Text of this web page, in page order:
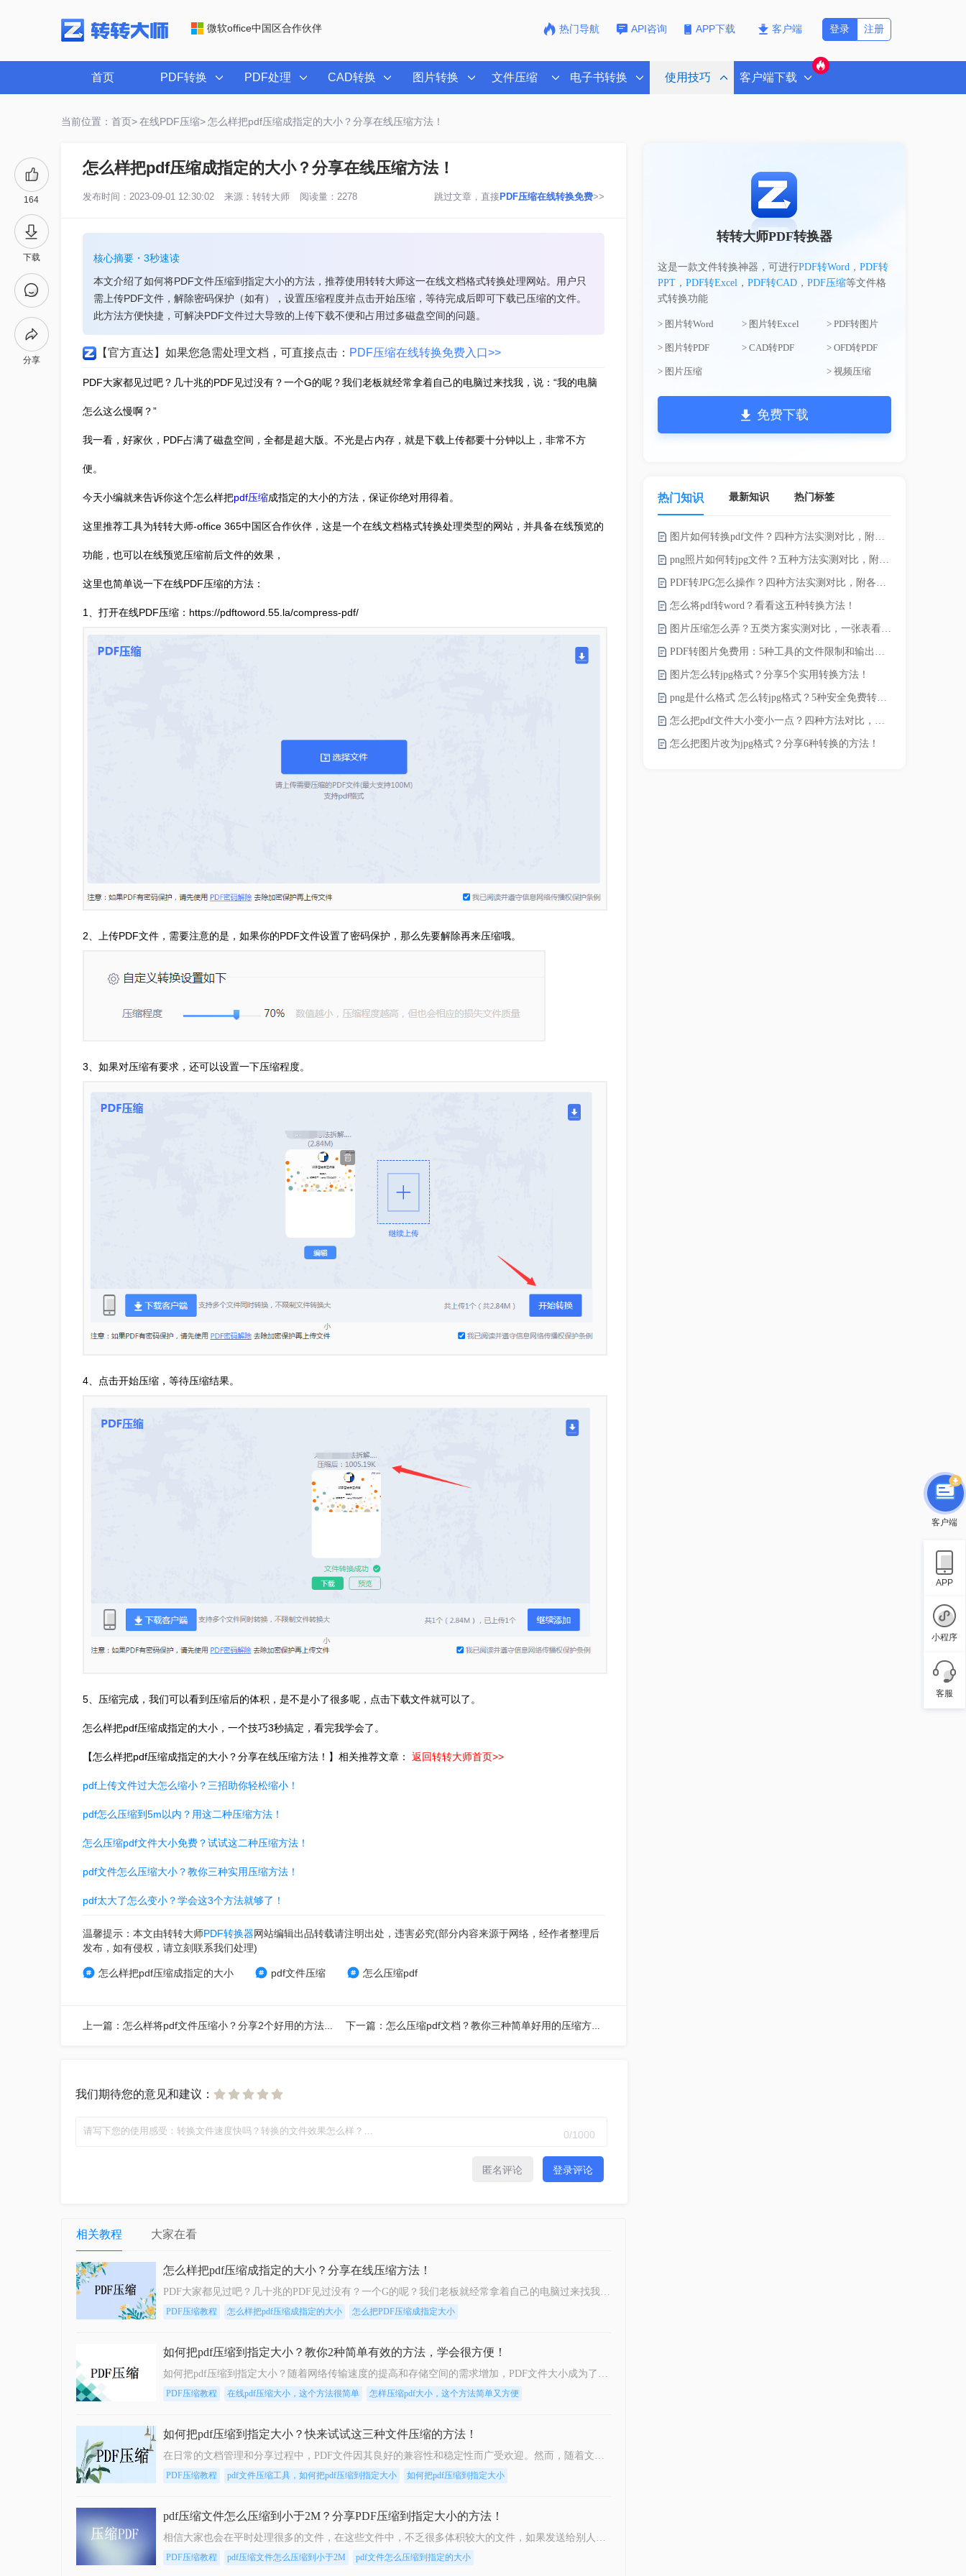
微软office中国区合作伙伴 热门导航 API咨询 APP下载 客户端 注册
登录
首页 PDF转换 PDF处理 CAD转换 图片转换 文件压缩 电子书转换 使用技巧 客户端下载
当前位置：首页> 在线PDF压缩> 怎么样把pdf压缩成指定的大小？分享在线压缩方法！
164
下载
分享
怎么样把pdf压缩成指定的大小？分享在线压缩方法！
发布时间：2023-09-01 12:30:02 来源： 转转大师 阅读量：2278 跳过文章，直接PDF压缩在线转换免费>>
核心摘要・3秒速读
本文介绍了如何将PDF文件压缩到指定大小的方法，推荐使用转转大师这一在线文档格式转换处理网站。用户只
需上传PDF文件，解除密码保护（如有），设置压缩程度并点击开始压缩，等待完成后即可下载已压缩的文件。
此方法方便快捷，可解决PDF文件过大导致的上传下载不便和占用过多磁盘空间的问题。
【官方直达】如果您急需处理文档，可直接点击： PDF压缩在线转换免费入口>>
PDF大家都见过吧？几十兆的PDF见过没有？一个G的呢？我们老板就经常拿着自己的电脑过来找我，说：“我的电脑
怎么这么慢啊？”
我一看，好家伙，PDF占满了磁盘空间，全都是超大版。不光是占内存，就是下载上传都要十分钟以上，非常不方
便。
今天小编就来告诉你这个怎么样把pdf压缩成指定的大小的方法，保证你绝对用得着。
这里推荐工具为转转大师-office 365中国区合作伙伴，这是一个在线文档格式转换处理类型的网站，并具备在线预览的
功能，也可以在线预览压缩前后文件的效果，
这里也简单说一下在线PDF压缩的方法：
1、打开在线PDF压缩：https://pdftoword.55.la/compress-pdf/
2、上传PDF文件，需要注意的是，如果你的PDF文件设置了密码保护，那么先要解除再来压缩哦。
3、如果对压缩有要求，还可以设置一下压缩程度。
4、点击开始压缩，等待压缩结果。
5、压缩完成，我们可以看到压缩后的体积，是不是小了很多呢，点击下载文件就可以了。
怎么样把pdf压缩成指定的大小，一个技巧3秒搞定，看完我学会了。
【怎么样把pdf压缩成指定的大小？分享在线压缩方法！】相关推荐文章： 返回转转大师首页>>
pdf上传文件过大怎么缩小？三招助你轻松缩小！
pdf怎么压缩到5m以内？用这二种压缩方法！
怎么压缩pdf文件大小免费？试试这二种压缩方法！
pdf文件怎么压缩大小？教你三种实用压缩方法！
pdf太大了怎么变小？学会这3个方法就够了！
温馨提示：本文由转转大师PDF转换器网站编辑出品转载请注明出处，违害必究(部分内容来源于网络，经作者整理后
发布，如有侵权，请立刻联系我们处理)
怎么样把pdf压缩成指定的大小 pdf文件压缩 怎么压缩pdf
上一篇：怎么样将pdf文件压缩小？分享2个好用的方法，简单又快捷！ 下一篇：怎么压缩pdf文档？教你三种简单好用的压缩方法！
转转大师PDF转换器
这是一款文件转换神器，可进行PDF转Word， PDF转
PPT， PDF转Excel， PDF转CAD， PDF压缩等文件格
式转换功能
> 图片转Word > 图片转Excel > PDF转图片
> 图片转PDF > CAD转PDF > OFD转PDF
> 图片压缩 > 视频压缩
免费下载
热门知识 最新知识 热门标签
图片如何转换pdf文件？四种方法实测对比，附各场景最优选！
png照片如何转jpg文件？五种方法实测对比，附各场景最优选!！
PDF转JPG怎么操作？四种方法实测对比，附各场景最优选！
怎么将pdf转word？看看这五种转换方法！
图片压缩怎么弄？五类方案实测对比，一张表看懂怎么选！
PDF转图片免费用：5种工具的文件限制和输出质量对比！
图片怎么转jpg格式？分享5个实用转换方法！
png是什么格式 怎么转jpg格式？5种安全免费转换方法全解析！
怎么把pdf文件大小变小一点？四种方法对比，一看就懂！
怎么把图片改为jpg格式？分享6种转换的方法！
我们期待您的意见和建议：
0/1000
匿名评论 登录评论
相关教程 大家在看
怎么样把pdf压缩成指定的大小？分享在线压缩方法！
PDF大家都见过吧？几十兆的PDF见过没有？一个G的呢？我们老板就经常拿着自己的电脑过来找我，说：“我的电脑怎么这么慢啊？”我一看，好家伙，PDF占满了磁盘空间，全都是超大版。不光是占内存，就是下载上传都要十分钟以上，非常不方便。今天小编就来告诉你二个怎么样把pdf压缩成指定的大小的方法，保证你绝对用得着。
PDF压缩教程 怎么样把pdf压缩成指定的大小 怎么把PDF压缩成指定大小
如何把pdf压缩到指定大小？教你2种简单有效的方法，学会很方便！
如何把pdf压缩到指定大小？​随着网络传输速度的提高和存储空间的需求增加，PDF文件大小成为了一个重要的考虑因素。为了能够快速上传、下载和分享PDF文档，我们经常需要将它们压缩至适当的大小。本文将介绍一些简单而有效的方法，帮助您将PDF文件压缩至指定的大小。
PDF压缩教程 在线pdf压缩大小，这个方法很简单 怎样压缩pdf大小，这个方法简单又方便
如何把pdf压缩到指定大小？快来试试这三种文件压缩的方法！
在日常的文档管理和分享过程中，PDF文件因其良好的兼容性和稳定性而广受欢迎。然而，随着文件内容的增加，PDF文件的大小也可能变得相当庞大，这不仅占用了大量的存储空间，还可能影响文件的传输速度。因此，将PDF文件压缩到指定大小成为了一个常见的需求。那么如何把pdf压缩到指定大小呢？本文将介绍几种实用的方法，帮助您轻松实现这一目标。
PDF压缩教程 pdf文件压缩工具，如何把pdf压缩到指定大小 如何把pdf压缩到指定大小
pdf压缩文件怎么压缩到小于2M？分享PDF压缩到指定大小的方法！
相信大家也会在平时处理很多的文件，在这些文件中，不乏很多体积较大的文件，如果发送给别人会需要很长时间，为了节约时间，我们可以将PDF文件极致压缩，这样就可以节约很大内存，传输文件也会变得方便，那么pdf压缩文件怎么压缩到小于2M呢？其实只需要简单的两招，就可以轻松压缩文件，还不赶快看一看！
PDF压缩教程 pdf压缩文件怎么压缩到小于2M pdf文件怎么压缩到指定的大小
客户端
APP
小程序
客服